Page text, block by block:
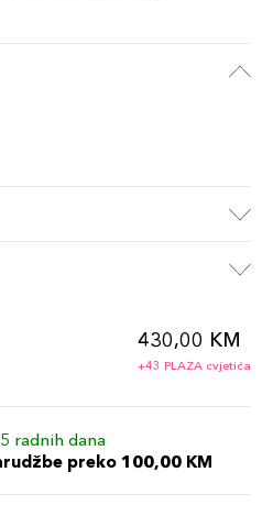
430,00 KM
+43 PLAZA cvjetića
radnih dana
preko 100,00 KM